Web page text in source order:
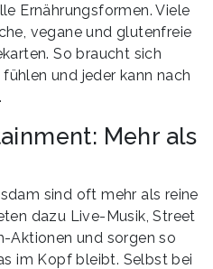
Ernährungsformen. Viele
vegane und glutenfreie
So braucht sich
und jeder kann nach
Mehr als
sind oft mehr als reine
dazu Live-Musik, Street
Aktionen und sorgen so
im Kopf bleibt. Selbst bei